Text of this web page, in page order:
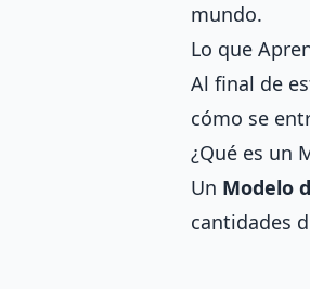
mundo.
Lo que
Al final de
cómo se
¿Qué es un
Un Modelo
cantidades